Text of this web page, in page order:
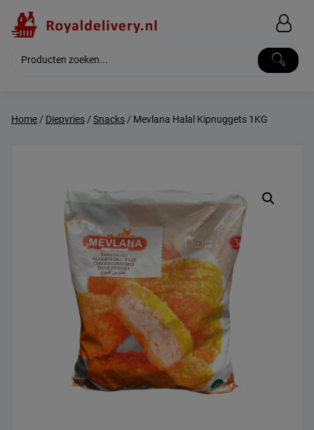
content
Home/ Diepvries/ Snacks/ Mevlana Halal Kipnuggets 1KG